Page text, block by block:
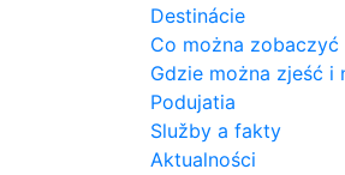
Destinácie
Co można
Gdzie można zjeść i
Podujatia
Služby a fakty
Aktualności